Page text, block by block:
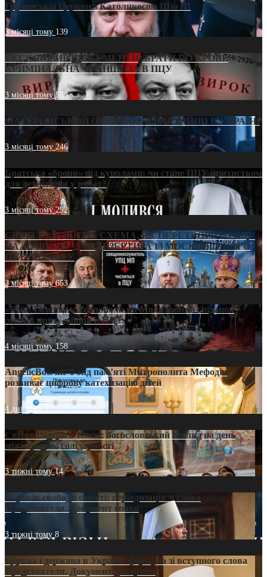
Грузинської Церкви з Католикосом Шіо III
3 місяці тому 139
ЕКСКЛЮЗИВ (ДОКУМЕНТИ)/БРАТИ ПО КРОВІ:
КРИМІНАЛЬНА ФРАНШИЗА В ПЦУ
3 місяці тому539
МАТЕРИНСЬКИЙ ОМОРФОР В ЧАС ВІЙНИ В УКРАЇНІ
3 місяці тому246
Братська «броня» під куполами: чи стане ПЦУ прихистком
для дезертирів у рясах?
3 місяці тому292
СВЯТІ УХИЛЯНТИ: СХЕМА, ЯК ПЕРЕТВОРИТИ ПЦУ
НА «ОФШОР» ДЛЯ ДЕЗЕРТИРА ІЗ МОСКОВСЬКОГО
ПАТРІАРХАТУ
3 місяці тому653
«Кейс Тихона» у Тернополі: як Молитовний сніданок
оголив кризу довіри в ПЦУ
4 місяці тому158
AngelicBot: як Фонд пам’яті Митрополита Мефодія
розвиває цифрову катехизацію дітей
4 дні тому7
Світові лідери в Києві: богословський погляд на день
міжнародної солідарності
3 тижні тому14
35 років свободи совісті: періодизація зі слова
Предстоятеля. Документ епохи
3 тижні тому 8
Церква і держава в Україні: формула зі вступного слова
Предстоятеля. Документ доктрини